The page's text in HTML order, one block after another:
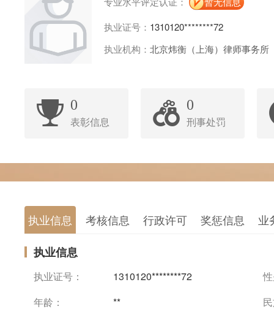
执业证号： 1310120********72
执业机构： 北京炜衡（上海）律师事务所
0
表彰信息
0
刑事处罚
执业信息 考核信息 行政许可 奖惩信息 业
执业信息
执业证号： 1310120********72
年龄：
**